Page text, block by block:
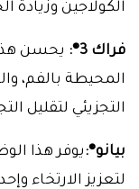
الكولاجين
فراك 3®:
يحسن هذا
المحيطة بالفم،
التجزيئي لتقليل
بيانو®:يوفر هذا
لتعزيز الارتخاء